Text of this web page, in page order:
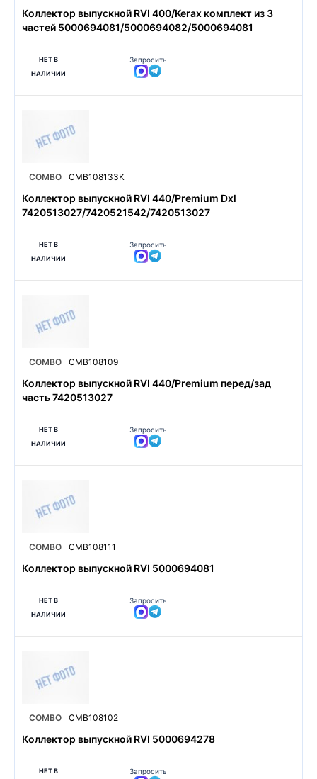
Коллектор выпускной RVI 400/Kerax комплект из 3
частей 5000694081/5000694082/5000694081
НЕТ В
НАЛИЧИИ
Запросить
COMBO CMB108133K
Коллектор выпускной RVI 440/Premium Dxl
7420513027/7420521542/7420513027
НЕТ В
НАЛИЧИИ
Запросить
COMBO CMB108109
Коллектор выпускной RVI 440/Premium перед/зад
часть 7420513027
НЕТ В
НАЛИЧИИ
Запросить
COMBO CMB108111
Коллектор выпускной RVI 5000694081
НЕТ В
НАЛИЧИИ
Запросить
COMBO CMB108102
Коллектор выпускной RVI 5000694278
НЕТ В
Запросить